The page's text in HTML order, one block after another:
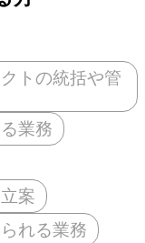
トの統括や管
業務
案
れる業務